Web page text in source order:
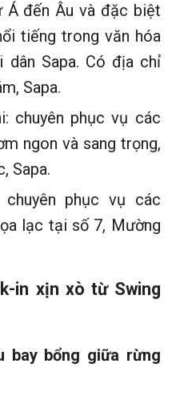
Á đến Âu và đặc biệt
tiếng trong văn hóa
Sapa. Có địa chỉ
Sapa.
chuyên phục vụ các
ngon và sang trọng,
Sapa.
chuyên phục vụ các
lạc tại số 7, Mường
in xịn xò từ Swing
bay bổng giữa rừng